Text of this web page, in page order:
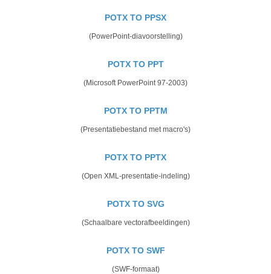
POTX TO PPSX
(PowerPoint-diavoorstelling)
POTX TO PPT
(Microsoft PowerPoint 97-2003)
POTX TO PPTM
(Presentatiebestand met macro's)
POTX TO PPTX
(Open XML-presentatie-indeling)
POTX TO SVG
(Schaalbare vectorafbeeldingen)
POTX TO SWF
(SWF-formaat)